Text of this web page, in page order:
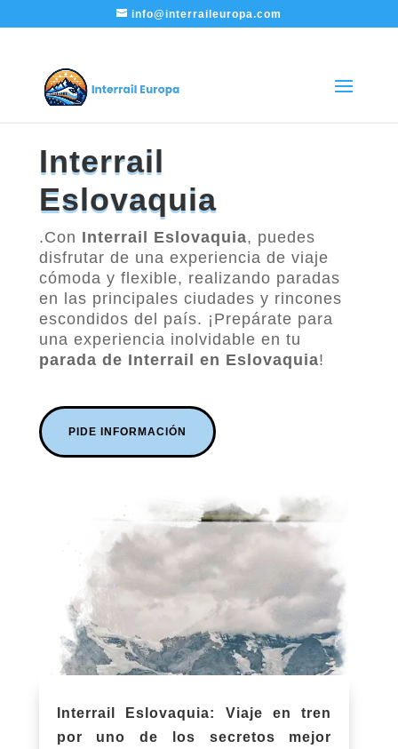
info@interraileuropa.com
Interrail
Eslovaquia
.Con Interrail Eslovaquia, puedes
disfrutar de una experiencia de viaje
cómoda y flexible, realizando paradas
en las principales ciudades y rincones
escondidos del país. ¡Prepárate para
una experiencia inolvidable en tu
parada de Interrail en Eslovaquia!
PIDE INFORMACIÓN
Interrail Eslovaquia: Viaje en tren
por uno de los secretos mejor